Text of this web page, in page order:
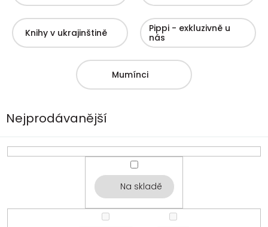
Knihy v ukrajinštině
Pippi - exkluzivně u
nás
Mumínci
Nejprodávanější
Na skladě